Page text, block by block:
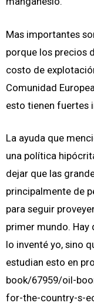
Mas importantes
porque los precios
costo de
Comunidad
esto tienen fuertes
La ayuda que
una política
dejar que las
principalmente de
para seguir
primer mundo. Hay
lo inventé yo, sino
estudian esto en
book/67959/oil-
for-the-country-s-